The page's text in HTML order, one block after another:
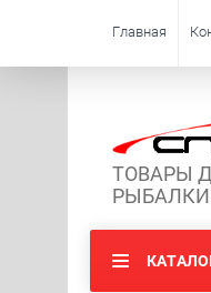
Главная
ТОВАРЫ
РЫБАЛКИ